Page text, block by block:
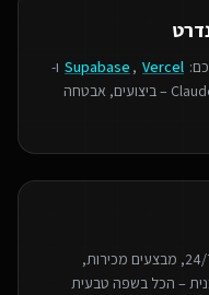
Supabase , Vercel
ו-
בפיתוח מואץ עם Claude Code – ביצועים, אבטחה
נציגים דיגיטליים שעונים ללקוחות 24/7, מבצעים מכירות,
– הכל בשפה טבעית